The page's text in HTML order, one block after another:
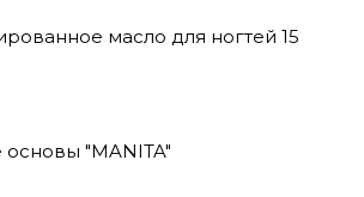
масло для ногтей 15
"MANITA"